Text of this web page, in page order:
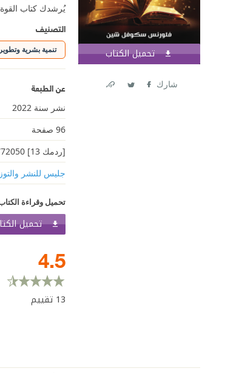
تحميل الكتاب اشترك
شارك
يُرشدك كتاب
التصنيف
تنمية بشرية
عن الطبعة
نشر سنة 2022
96 صفحة
[ردمك 13] 9789921772050
جليس للنشر
تحميل وقراءة
تحميل
4.5
13 تقييم